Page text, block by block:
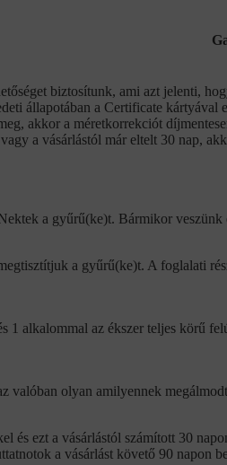
biztosítunk, ami azt jelenti,
állapotában a Certificate kártyával
akkor a méretkorrekciót
a vásárlástól már eltelt 30 nap,
a gyűrű(ke)t. Bármikor
a gyűrű(ke)t. A foglalati
alkalommal az ékszer teljes körű
valóban olyan amilyennek
és ezt a vásárlástól számított 30
a vásárlást követő 90 napon